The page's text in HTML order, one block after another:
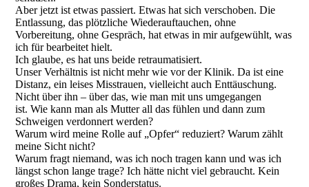
Aber jetzt ist etwas passiert. Etwas hat sich verschoben. Die
Entlassung, das plötzliche Wiederauftauchen, ohne
Vorbereitung, ohne Gespräch, hat etwas in mir aufgewühlt, was
ich für bearbeitet hielt.
Ich glaube, es hat uns beide retraumatisiert.
Unser Verhältnis ist nicht mehr wie vor der Klinik. Da ist eine
Distanz, ein leises Misstrauen, vielleicht auch Enttäuschung.
Nicht über ihn – über das, wie man mit uns umgegangen
ist. Wie kann man als Mutter all das fühlen und dann zum
Schweigen verdonnert werden?
Warum wird meine Rolle auf „Opfer“ reduziert? Warum zählt
meine Sicht nicht?
Warum fragt niemand, was ich noch tragen kann und was ich
längst schon lange trage? Ich hätte nicht viel gebraucht. Kein
großes Drama, kein Sonderstatus.